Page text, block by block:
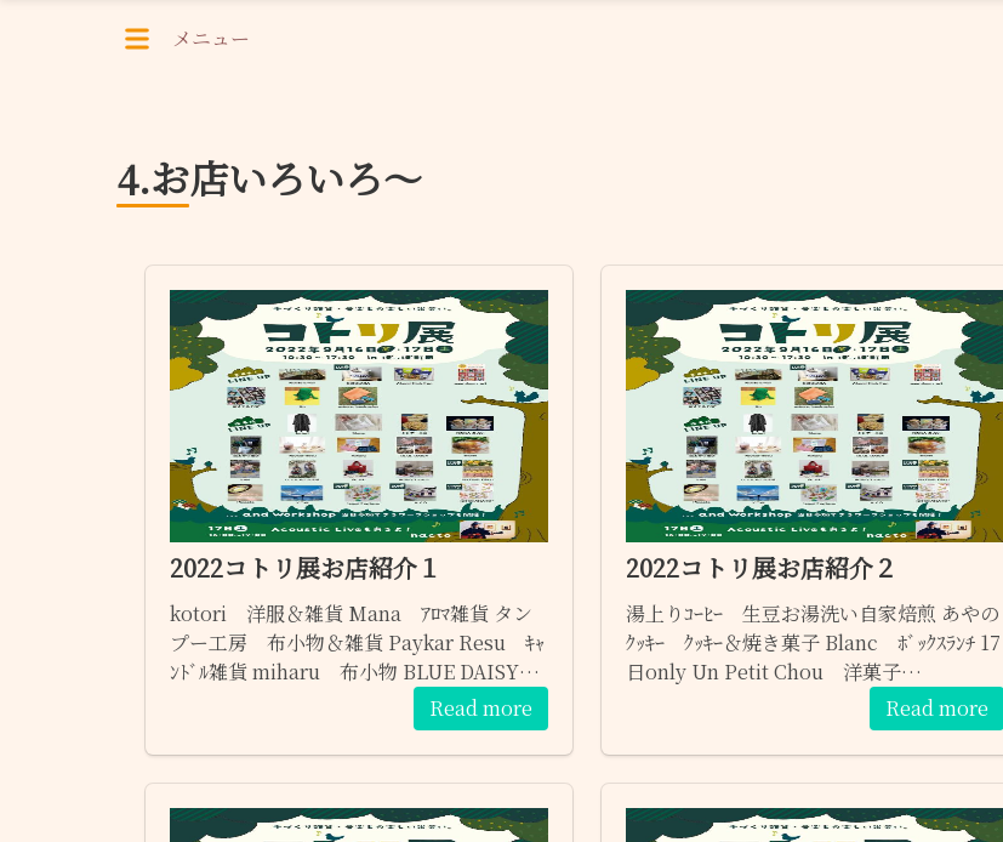
メニュー
4.お店いろいろ～
2022コトリ展お店紹介１
kotori 洋服＆雑貨 Mana ｱﾛﾏ雑貨 タン
プー工房 布小物＆雑貨 Paykar Resu ｷｬ
ﾝﾄﾞﾙ雑貨 miharu 布小物 BLUE DAISY
Read more
2022コトリ展お店紹介２
湯上りｺｰﾋｰ 生豆お湯洗い自家焙煎 あやの
ｸｯｷｰ ｸｯｷｰ＆焼き菓子 Blanc ﾎﾞｯｸｽﾗﾝﾁ 17
日only Un Petit Chou 洋菓子
KITOHANATO ﾚｼﾞﾝｱｸｾ＆ｴｯｸﾞｼﾞｪﾙﾓｻﾞｲｸ
Read more